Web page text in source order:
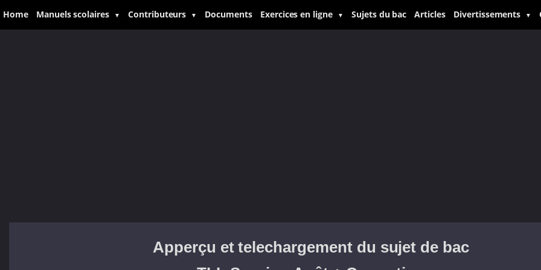
Home Manuels scolaires ▼ Contributeurs ▼ Documents Exercices en ligne ▼ Sujets du bac Articles Divertissements ▼
Apperçu et telechargement du sujet de bac